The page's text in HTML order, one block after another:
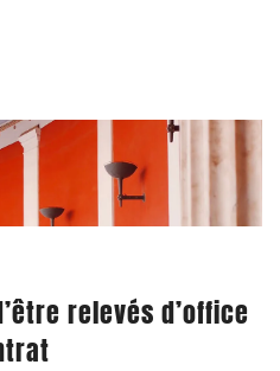
relevés d’office